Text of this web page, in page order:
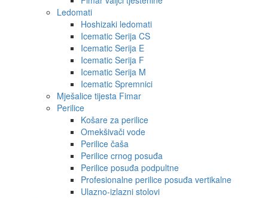
Ledomati
Hoshizaki ledomati
Icematic Serija CS
Icematic Serija E
Icematic Serija F
Icematic Serija M
Icematic Spremnici
Mješalice tijesta Fimar
Perilice
Košare za perilice
Omekšivači vode
Perilice čaša
Perilice crnog posuđa
Perilice posuđa podpultne
Profesionalne perilice posuđa vertikalne
Ulazno-izlazni stolovi